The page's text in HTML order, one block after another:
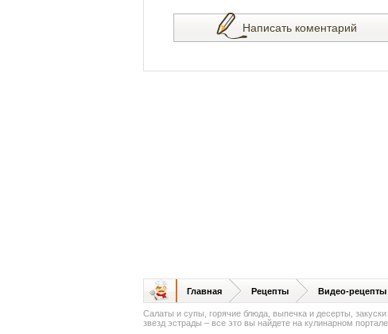
Написать коментарий
Главная Рецепты Видео-рецепты
Салаты и супы, горячие блюда, выпечка и десерты,
звезд эстрады – все это вы найдете на кулинарном